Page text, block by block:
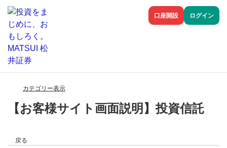
口座開設 ログイン
カテゴリー表示
【お客様サイト画面説明】投資信託
戻る